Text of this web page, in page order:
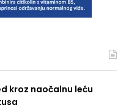
kroz naočalnu leću